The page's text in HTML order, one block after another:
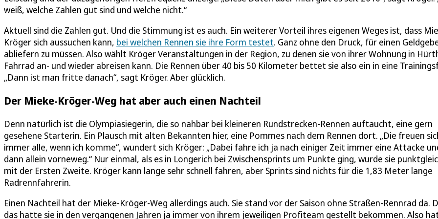
weiß, welche Zahlen gut sind und welche nicht.“
Aktuell sind die Zahlen gut. Und die Stimmung ist es auch. Ein weiterer Vorteil ihres eigenen Weges ist, dass
Kröger sich aussuchen kann, bei welchen Rennen sie ihre Form testet. Ganz ohne den Druck, für einen
abliefern zu müssen. Also wählt Kröger Veranstaltungen in der Region, zu denen sie von ihrer Wohnung in
Fahrrad an- und wieder abreisen kann. Die Rennen über 40 bis 50 Kilometer bettet sie also ein in eine
„Dann ist man fritte danach“, sagt Kröger. Aber glücklich.
Der Mieke-Kröger-Weg hat aber auch einen Nachteil
Denn natürlich ist die Olympiasiegerin, die so nahbar bei kleineren Rundstrecken-Rennen auftaucht, eine gern
gesehene Starterin. Ein Plausch mit alten Bekannten hier, eine Pommes nach dem Rennen dort. „Die freuen
immer alle, wenn ich komme“, wundert sich Kröger: „Dabei fahre ich ja nach einiger Zeit immer eine Attacke
dann allein vorneweg.“ Nur einmal, als es in Longerich bei Zwischensprints um Punkte ging, wurde sie
mit der Ersten Zweite. Kröger kann lange sehr schnell fahren, aber Sprints sind nichts für die 1,83 Meter lange
Radrennfahrerin.
Einen Nachteil hat der Mieke-Kröger-Weg allerdings auch. Sie stand vor der Saison ohne Straßen-Rennrad da.
das hatte sie in den vergangenen Jahren ja immer von ihrem jeweiligen Profiteam gestellt bekommen. Also